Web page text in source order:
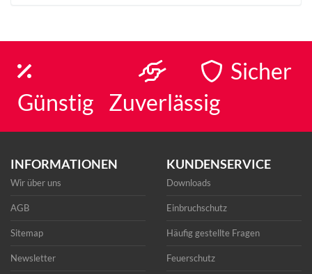
Günstig Zuverlässig
Sicher
INFORMATIONEN
Wir über uns
AGB
Sitemap
Newsletter
KUNDENSERVICE
Downloads
Einbruchschutz
Häufig gestellte Fragen
Feuerschutz